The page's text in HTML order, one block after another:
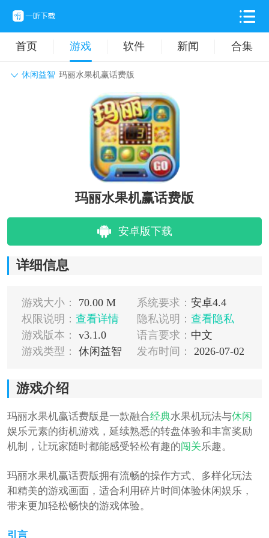
首页 游戏 软件 新闻 合集
休闲益智 玛丽水果机赢话费版
动作格斗 休闲益智
卡牌对战 音乐舞蹈
挂机养成
玛丽水果机赢话费版
安卓版下载
详细信息
游戏大小： 70.00 M 系统要求： 安卓4.4
权限说明： 查看详情 隐私说明： 查看隐私
游戏版本：
v3.1.0 语言要求： 中文
游戏类型：
休闲益智 发布时间： 2026-07-02
游戏介绍
玛丽水果机赢话费版是一款融合经典水果机玩法与休闲
娱乐元素的街机游戏，延续熟悉的转盘体验和丰富奖励
机制，让玩家随时都能感受轻松有趣的闯关乐趣。
玛丽水果机赢话费版拥有流畅的操作方式、多样化玩法
和精美的游戏画面，适合利用碎片时间体验休闲娱乐，
带来更加轻松畅快的游戏体验。
引言